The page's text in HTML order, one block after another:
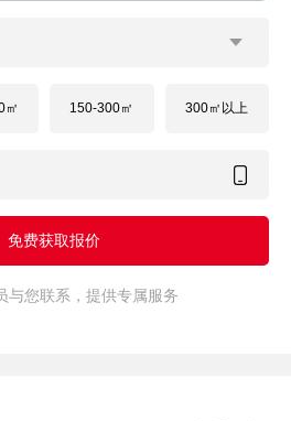
㎡ 150-300㎡ 300㎡以上
与您联系，提供专属服务